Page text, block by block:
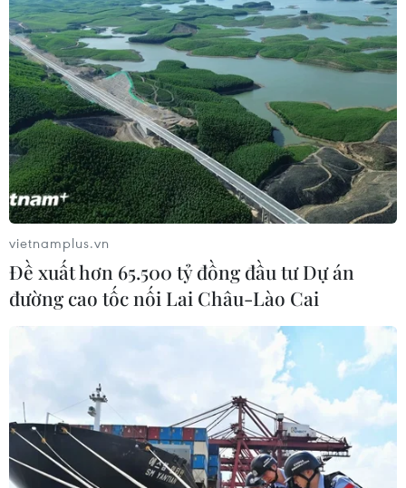
Hà Nội giám sát sử dụng, bố trí
trụ sở dôi dư sau sáp nhập
29/06/2025 14:07
Sau sắp xếp đơn vị hành chính cấp xã, nhiều trụ sở dôi
dư trên địa bàn huyện Ba Vì, Hà Nội đang được rà soát,
bố trí lại để sử dụng hiệu quả.
vietnamplus.vn
Đề xuất hơn 65.500 tỷ đồng đầu tư Dự án
đường cao tốc nối Lai Châu-Lào Cai